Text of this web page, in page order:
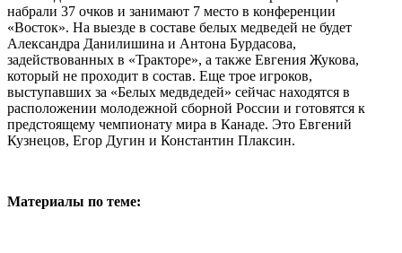
набрали 37 очков и занимают 7 место в конференции
«Восток». На выезде в составе белых медведей не будет
Александра Данилишина и Антона Бурдасова,
задействованных в «Тракторе», а также Евгения Жукова,
который не проходит в состав. Еще трое игроков,
выступавших за «Белых медвдедей» сейчас находятся в
расположении молодежной сборной России и готовятся к
предстоящему чемпионату мира в Канаде. Это Евгений
Кузнецов, Егор Дугин и Константин Плаксин.
Материалы по теме: